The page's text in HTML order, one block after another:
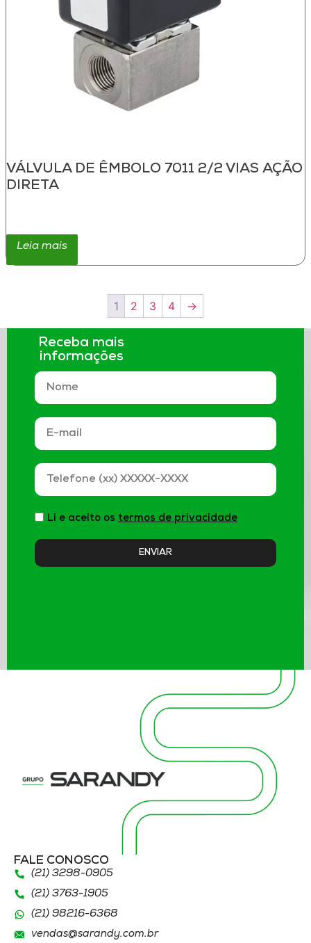
VÁLVULA DE ÊMBOLO 7011 2/2 VIAS AÇÃO
DIRETA
Leia mais
1 2 3 4 →
Receba mais
informações
Li e aceito os termos de privacidade
ENVIAR
FALE CONOSCO
(21) 3298-0905
(21) 3763-1905
(21) 98216-6368
vendas@sarandy.com.br